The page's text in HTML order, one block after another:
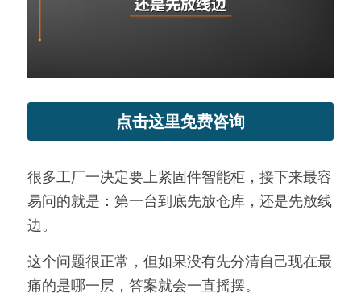
点击这里免费咨询
很多工厂一决定要上紧固件智能柜，接下来最容
易问的就是：第一台到底先放仓库，还是先放线
边。
这个问题很正常，但如果没有先分清自己现在最
痛的是哪一层，答案就会一直摇摆。